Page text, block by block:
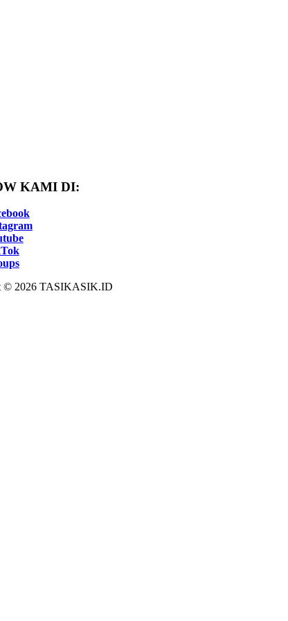
KAMI DI:
© 2026 TASIKASIK.ID